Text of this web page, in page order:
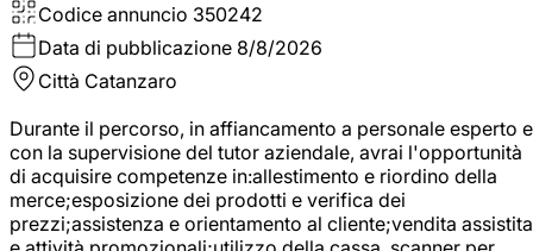
Codice annuncio 350242
Data di pubblicazione 8/8/2026
Città Catanzaro
Durante il percorso, in affiancamento a personale esperto e
con la supervisione del tutor aziendale, avrai l'opportunità
di acquisire competenze in:allestimento e riordino della
merce;esposizione dei prodotti e verifica dei
prezzi;assistenza e orientamento al cliente;vendita assistita